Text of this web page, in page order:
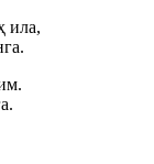
ила,